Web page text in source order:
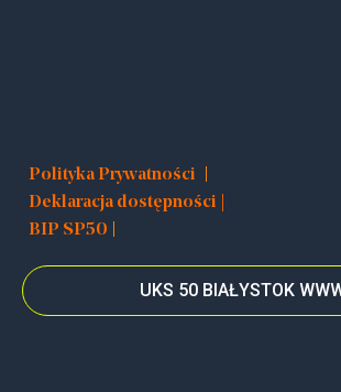
Polityka Prywatności
Deklaracja dostępności |
BIP SP50
UKS 50 BIAŁYSTOK